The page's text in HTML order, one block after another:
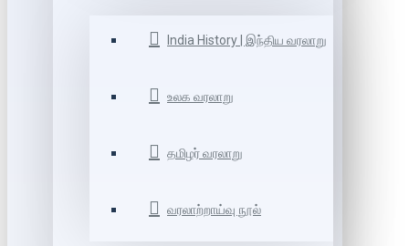
India History | இந்திய வரலாறு
உலக வரலாறு
தமிழர் வரலாறு
வரலாற்றாய்வு நூல்